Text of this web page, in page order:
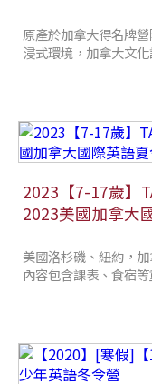
原產於加拿大得名牌
浸式環境，加拿大文
2023【7-17歲】
2023美國加拿大
美國洛杉磯、紐約，
內容包含課表、食宿